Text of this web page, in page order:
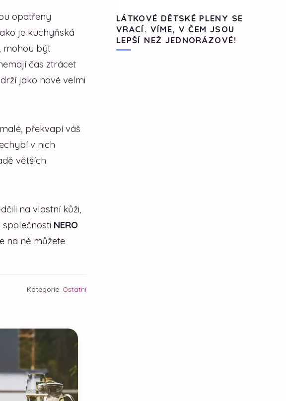
opatřeny
je kuchyňská
mohou být
čas ztrácet
jako nové velmi
překvapí váš
v nich
větších
na vlastní kůži,
NERO
na ně můžete
Kategorie: Ostatní
LÁTKOVÉ DĚTSKÉ PLENY SE
VRACÍ. VÍME, V ČEM JSOU
LEPŠÍ NEŽ JEDNORÁZOVÉ!